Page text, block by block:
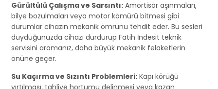
Gürültülü Çalışma ve Sarsıntı: Amortisör aşınmaları,
bilye bozulmaları veya motor kömürü bitmesi gibi
durumlar cihazın mekanik ömrünü tehdit eder. Bu sesleri
duyduğunuzda cihazı durdurup Fatih İndesit teknik
servisini aramanız, daha büyük mekanik felaketlerin
önüne geçer.
Su Kaçırma ve Sızıntı Problemleri: Kapı körüğü